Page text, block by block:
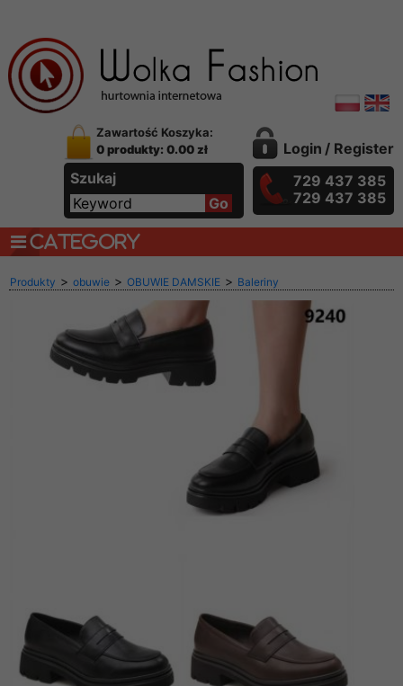
Zawartość Koszyka:
0 produkty: 0.00 zł
Szukaj
Login / Register
729 437 385
729 437 385
CATEGORY
Produkty > obuwie > OBUWIE DAMSKIE > Baleriny